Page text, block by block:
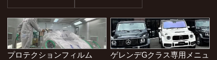
プロテクションフィルム
ゲレンデGクラス専用メニュ